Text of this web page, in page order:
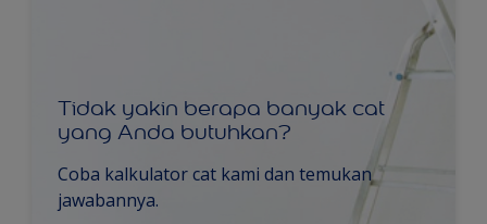
Tidak yakin berapa banyak cat
yang Anda butuhkan?
Coba kalkulator cat kami dan temukan
jawabannya.